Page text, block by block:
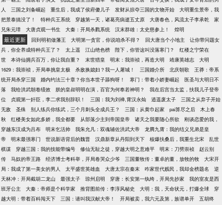
人
三国之刘备崛起 重生后，我成了侯府傻儿子 发财从掠夺三国的文物开始
大明重生景帝，我
把景泰搞没了！
特种兵王系统 穿越第一天，诸葛亮病逝五丈原 大唐春色，风流太子李承乾
家
兄朱元璋
大唐贞观一书生 大秦：开局杀戮系统 汉末群雄：太史慈参上！ 煌明
最近更新 回到明初做藩王 大明第一贪官，你说咱杀不得？ 回大唐当个小地主
让你带问题女
兵，你全养成特种兵王了？
太上遥 江山绝色榜 陛下，你管这叫没落寒门？
红楼之宁荣在
世
本诗仙拥兵百万，你让我自重？ 末世猎皇 明末：我崇祯，再造大明 靖康英雄志
大明
1629：我崇祯，开局单挑皇太极
杀敌换媳妇？我一人屠城！ 三国婚介所 北庆朝歌
王莽：帝系
统开局杀穿三国
婚内约法三十章？你当本世子舔狗呀！ 寒门：带着小娇妻崛起
医圣与大明日不
落
我给洪武朝卷绩效 朕的皇叔明明在演，百官为何奉若神明？
我在后宫当太监，扶我儿子登帝
位
贞观第一奸臣，李二求我别辞职！ 三国：我为刘禅,霄汉永灿 逍遥废太子
三国之从弃子开始
无敌
圣殊 别人练兵你练武，三个月刺头全成兵王？ 三国：从黄巾起家 pai算尽之后
木上春
秋
红楼美女如此多娇，我全都要 从部落少主到帝国皇帝 诸天之我要随心所欲
刚谈恋爱的我，
穿越东汉成为吕布
明末乞活帅 我朱允凡：双魂辅佐洪武大帝
龙腾九霄：我的结义兄弟是皇
帝
明末最强寒门 世说新语背后的魏晋 汉鼎新章从丹阳到天下 核爆扶桑后，我重生北宋
乱世
棋谋
穿越三国：我的技能带编号 修仙无耻之徒，穿越大明之意难平 明末：刀劈崇祯
赵云别
传
马奴的帝王路 经济博士考科举，开局卷哭众少爷 三国董牧传：董卓的董，放牧的牧
大宋开
局：我成了第一美女的男人
太平盛世英雄血 大唐太宗在秦末 咋家世代贱民，我却金榜题名
逆
天林冲：开局截胡二龙山
最强太子 琼州启明 穿唐：长安第一纨绔，开局先抄家
我的室友是西
班牙公主
大秦：帝师是个科学家 推背图前传：李淳风秘史 大明：我，天命状元，打爆全球
穿
越大明：带着百科闯天下
三国：请叫我汉献大帝！ 开局被卖，我六元及第，族谱单开 五胡终